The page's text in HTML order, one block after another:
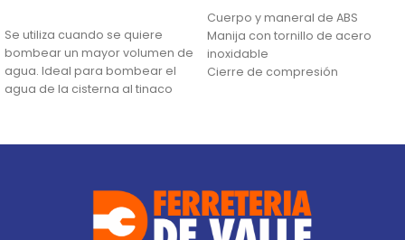
Se utiliza cuando se quiere
bombear un mayor volumen de
agua. Ideal para bombear el
agua de la cisterna al tinaco
Cuerpo y maneral de ABS
Manija con tornillo de acero
inoxidable
Cierre de compresión